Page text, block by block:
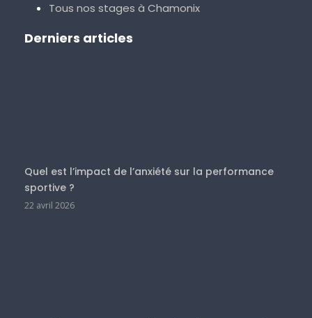
Tous nos stages à Chamonix
Derniers articles
Quel est l’impact de l’anxiété sur la performance
sportive ?
22 avril 2026